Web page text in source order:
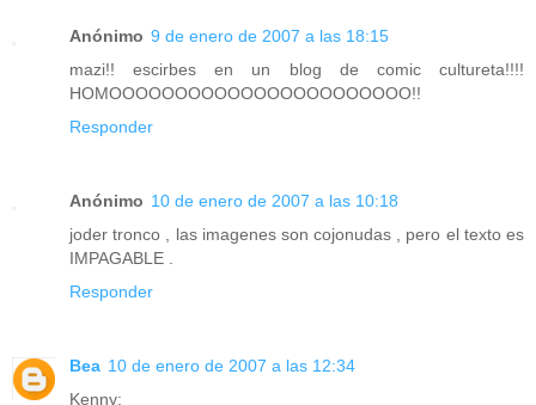
Anónimo 9 de enero de 2007 a las 18:15
mazi!! escirbes en un blog de comic cultureta!!!!
HOMOOOOOOOOOOOOOOOOOOOOOOO!!
Responder
Anónimo 10 de enero de 2007 a las 10:18
joder tronco , las imagenes son cojonudas , pero el texto es
IMPAGABLE .
Responder
Bea 10 de enero de 2007 a las 12:34
Kenny: